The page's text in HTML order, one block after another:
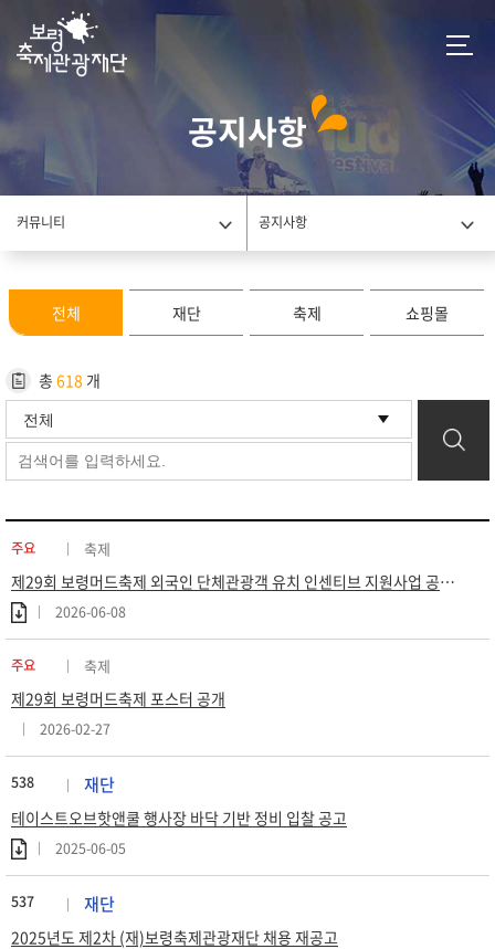
공지사항
커뮤니티 공지사항
전체 재단 축제 쇼핑몰
총 618 개
주요 축제
제29회 보령머드축제 외국인 단체관광객 유치 인센티브 지원사업 공고 (재공고)
2026-06-08
주요 축제
제29회 보령머드축제 포스터 공개
2026-02-27
538 재단
테이스트오브핫앤쿨 행사장 바닥 기반 정비 입찰 공고
2025-06-05
537 재단
2025년도 제2차 (재)보령축제관광재단 채용 재공고